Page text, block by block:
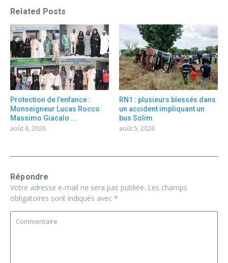
Related Posts
Protection de l’enfance :
Monseigneur Lucas Rocco
Massimo Giacalo ...
août 6, 2026
RN1 : plusieurs blessés dans
un accident impliquant un
bus Solim
août 5, 2026
Répondre
Votre adresse e-mail ne sera pas publiée. Les champs
obligatoires sont indiqués avec *